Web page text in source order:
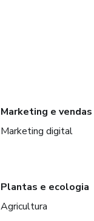
Marketing e vendas
Marketing digital
Plantas e ecologia
Agricultura